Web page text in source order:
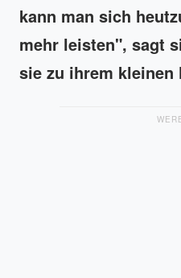
kann man sich
mehr leisten", sagt
sie zu ihrem kleinen